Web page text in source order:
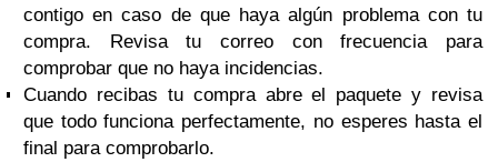
contigo en caso de que haya algún problema con tu
compra. Revisa tu correo con frecuencia para
comprobar que no haya incidencias.
Cuando recibas tu compra abre el paquete y revisa
que todo funciona perfectamente, no esperes hasta el
final para comprobarlo.